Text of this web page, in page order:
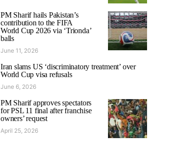
PM Sharif hails Pakistan’s
contribution to the FIFA
World Cup 2026 via ‘Trionda’
balls
June 11, 2026
Iran slams US ‘discriminatory treatment’ over
World Cup visa refusals
June 6, 2026
PM Sharif approves spectators
for PSL 11 final after franchise
owners’ request
April 25, 2026